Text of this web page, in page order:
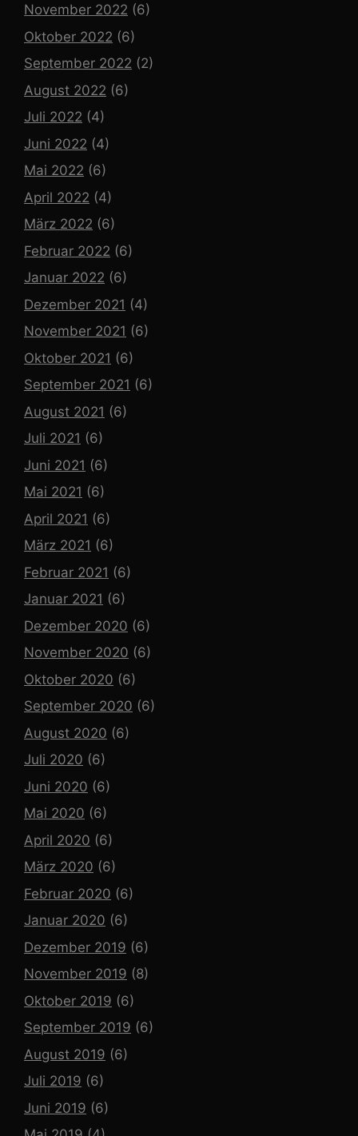
November 2022 (6)
Oktober 2022 (6)
September 2022 (2)
August 2022 (6)
Juli 2022 (4)
Juni 2022 (4)
Mai 2022 (6)
April 2022 (4)
März 2022 (6)
Februar 2022 (6)
Januar 2022 (6)
Dezember 2021 (4)
November 2021 (6)
Oktober 2021 (6)
September 2021 (6)
August 2021 (6)
Juli 2021 (6)
Juni 2021 (6)
Mai 2021 (6)
April 2021 (6)
März 2021 (6)
Februar 2021 (6)
Januar 2021 (6)
Dezember 2020 (6)
November 2020 (6)
Oktober 2020 (6)
September 2020 (6)
August 2020 (6)
Juli 2020 (6)
Juni 2020 (6)
Mai 2020 (6)
April 2020 (6)
März 2020 (6)
Februar 2020 (6)
Januar 2020 (6)
Dezember 2019 (6)
November 2019 (8)
Oktober 2019 (6)
September 2019 (6)
August 2019 (6)
Juli 2019 (6)
Juni 2019 (6)